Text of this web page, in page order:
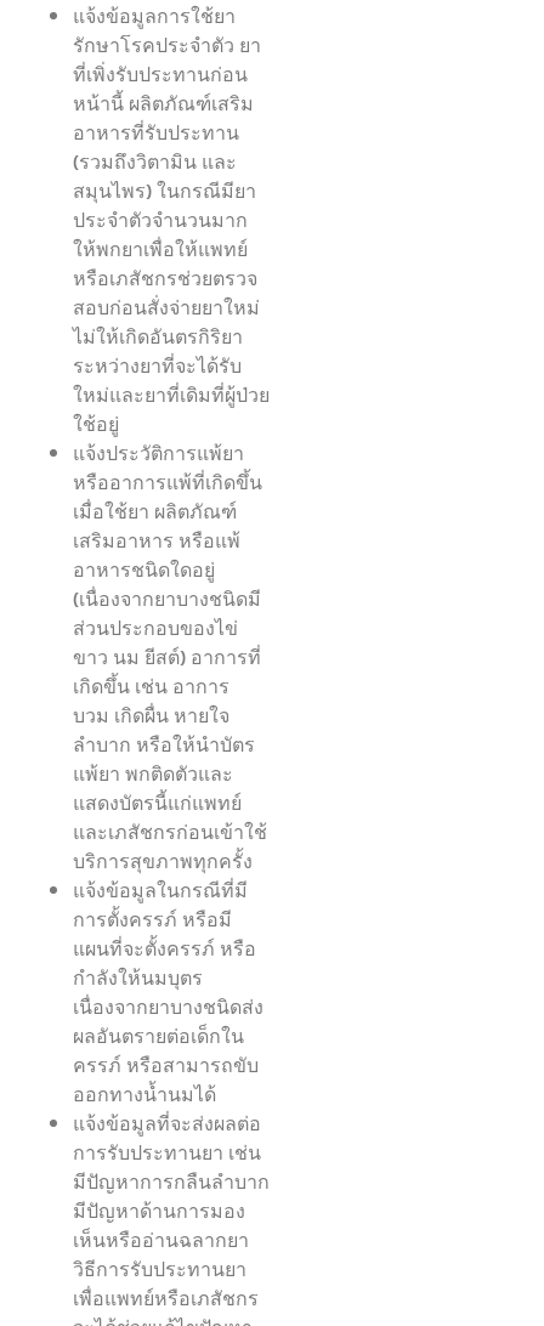
แจ้งข้อมูลการใช้ยา
รักษาโรคประจำตัว ยา
ที่เพิ่งรับประทานก่อน
หน้านี้ ผลิตภัณฑ์เสริม
อาหารที่รับประทาน
(รวมถึงวิตามิน และ
สมุนไพร) ในกรณีมียา
ประจำตัวจำนวนมาก
ให้พกยาเพื่อให้แพทย์
หรือเภสัชกรช่วยตรวจ
สอบก่อนสั่งจ่ายยาใหม่
ไม่ให้เกิดอันตรกิริยา
ระหว่างยาที่จะได้รับ
ใหม่และยาที่เดิมที่ผู้ป่วย
ใช้อยู่
แจ้งประวัติการแพ้ยา
หรืออาการแพ้ที่เกิดขึ้น
เมื่อใช้ยา ผลิตภัณฑ์
เสริมอาหาร หรือแพ้
อาหารชนิดใดอยู่
(เนื่องจากยาบางชนิดมี
ส่วนประกอบของไข่
ขาว นม ยีสต์) อาการที่
เกิดขึ้น เช่น อาการ
บวม เกิดผื่น หายใจ
ลำบาก หรือให้นำบัตร
แพ้ยา พกติดตัวและ
แสดงบัตรนี้แก่แพทย์
และเภสัชกรก่อนเข้าใช้
บริการสุขภาพทุกครั้ง
แจ้งข้อมูลในกรณีที่มี
การตั้งครรภ์ หรือมี
แผนที่จะตั้งครรภ์ หรือ
กำลังให้นมบุตร
เนื่องจากยาบางชนิดส่ง
ผลอันตรายต่อเด็กใน
ครรภ์ หรือสามารถขับ
ออกทางน้ำนมได้
แจ้งข้อมูลที่จะส่งผลต่อ
การรับประทานยา เช่น
มีปัญหาการกลืนลำบาก
มีปัญหาด้านการมอง
เห็นหรืออ่านฉลากยา
วิธีการรับประทานยา
เพื่อแพทย์หรือเภสัชกร